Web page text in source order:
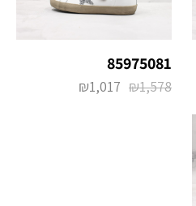
85975081
₪1,578
₪1,017